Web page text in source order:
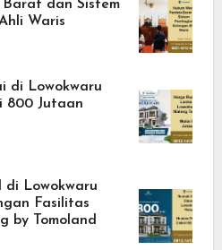
dan Sistem
Waris
di Lowokwaru
800 Jutaan
di Lowokwaru
Fasilitas
by Tomoland